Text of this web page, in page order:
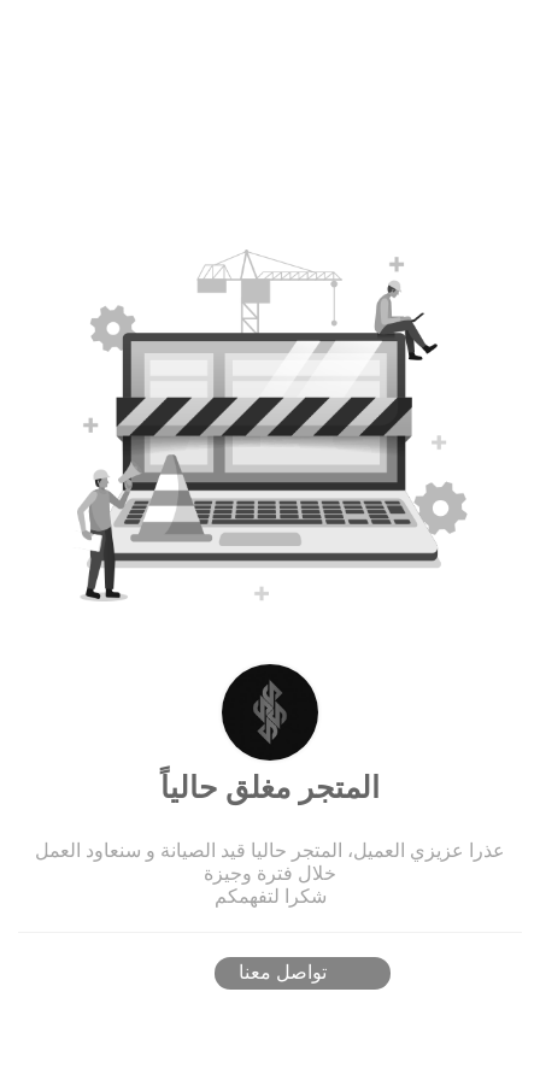
المتجر مغلق حالياً
عذرا عزيزي العميل، المتجر حاليا قيد الصيانة و سنعاود العمل
خلال فترة وجيزة
شكرا لتفهمكم
تواصل معنا